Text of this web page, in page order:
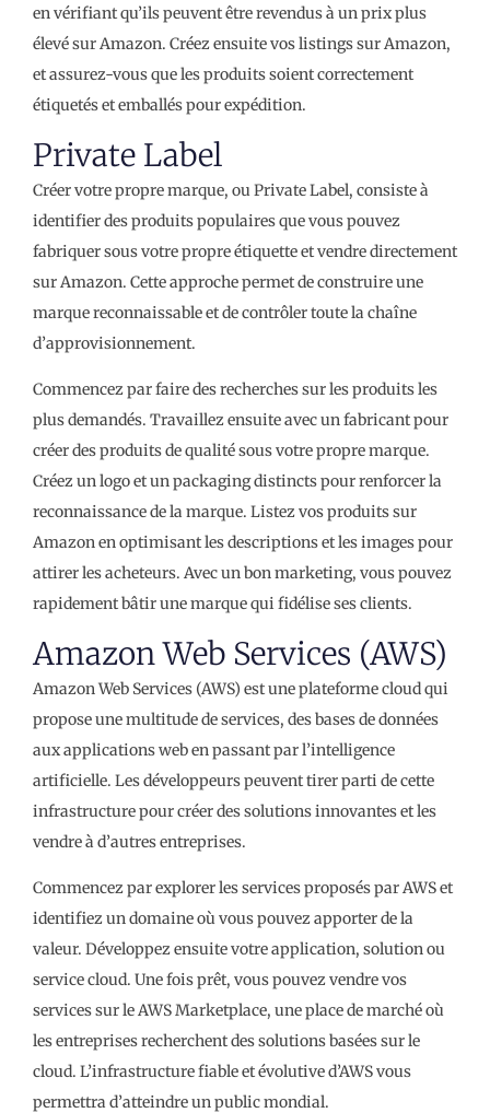
en vérifiant qu’ils peuvent être revendus à un prix plus
élevé sur Amazon. Créez ensuite vos listings sur Amazon,
et assurez-vous que les produits soient correctement
étiquetés et emballés pour expédition.
Private Label
Créer votre propre marque, ou Private Label, consiste à
identifier des produits populaires que vous pouvez
fabriquer sous votre propre étiquette et vendre directement
sur Amazon. Cette approche permet de construire une
marque reconnaissable et de contrôler toute la chaîne
d’approvisionnement.
Commencez par faire des recherches sur les produits les
plus demandés. Travaillez ensuite avec un fabricant pour
créer des produits de qualité sous votre propre marque.
Créez un logo et un packaging distincts pour renforcer la
reconnaissance de la marque. Listez vos produits sur
Amazon en optimisant les descriptions et les images pour
attirer les acheteurs. Avec un bon marketing, vous pouvez
rapidement bâtir une marque qui fidélise ses clients.
Amazon Web Services (AWS)
Amazon Web Services (AWS) est une plateforme cloud qui
propose une multitude de services, des bases de données
aux applications web en passant par l’intelligence
artificielle. Les développeurs peuvent tirer parti de cette
infrastructure pour créer des solutions innovantes et les
vendre à d’autres entreprises.
Commencez par explorer les services proposés par AWS et
identifiez un domaine où vous pouvez apporter de la
valeur. Développez ensuite votre application, solution ou
service cloud. Une fois prêt, vous pouvez vendre vos
services sur le AWS Marketplace, une place de marché où
les entreprises recherchent des solutions basées sur le
cloud. L’infrastructure fiable et évolutive d’AWS vous
permettra d’atteindre un public mondial.